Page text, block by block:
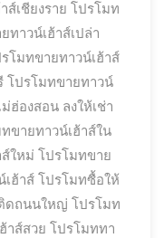
ส์เชียงราย โปรโมท
ทาวน์เฮ้าส์เปล่า
โมทขายทาวน์เฮ้าส์
โปรโมทขายทาวน์
ฮ่องสอน ลงให้เช่า
ขายทาวน์เฮ้าส์ใน
ใหม่ โปรโมทขาย
ฮ้าส์ โปรโมทซื้อให้
ดถนนใหญ่ โปรโมท
าส์สวย โปรโมททา